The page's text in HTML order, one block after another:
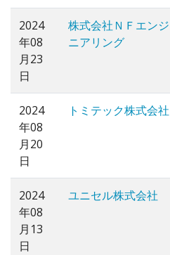
2024
年08
月23
日
株式会社ＮＦエンジ
ニアリング
2024
年08
月20
日
トミテック株式会社
2024
年08
月13
日
ユニセル株式会社